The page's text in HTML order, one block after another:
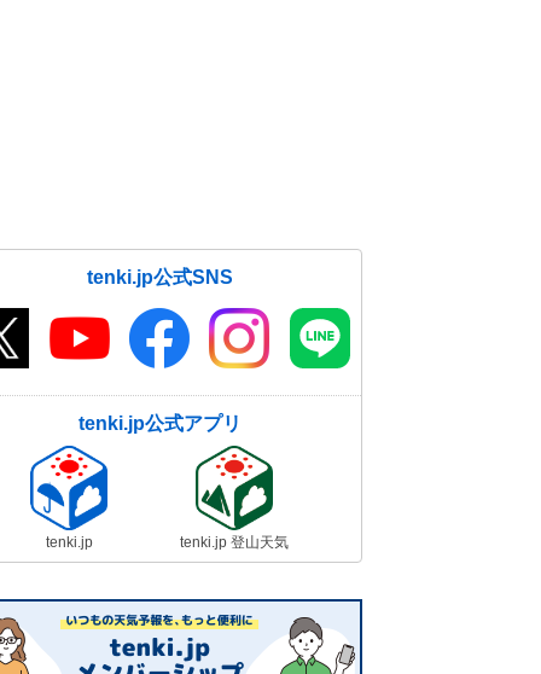
tenki.jp公式SNS
tenki.jp公式アプリ
tenki.jp tenki.jp 登山天気